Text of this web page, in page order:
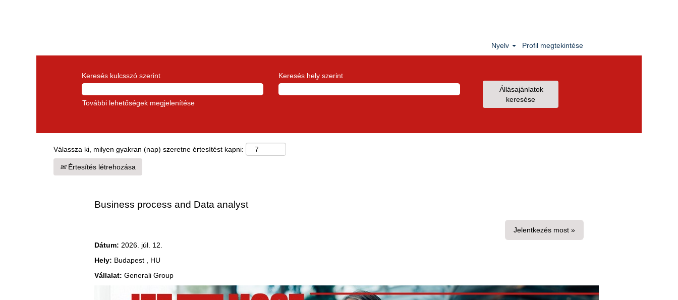
Nyelv Profil megtekintése
Keresés kulcsszó szerint Keresés hely szerint
További lehetőségek megjelenítése
Válassza ki, milyen gyakran (nap) szeretne értesítést kapni:
Értesítés létrehozása
Business process and Data analyst
Jelentkezés most »
Dátum: 2026. júl. 12.
Hely: Budapest , HU
Vállalat: Generali Group